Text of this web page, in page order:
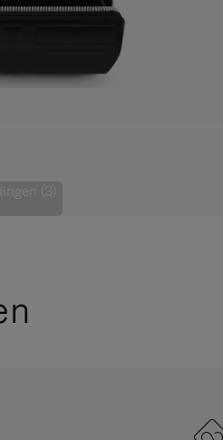
(3)